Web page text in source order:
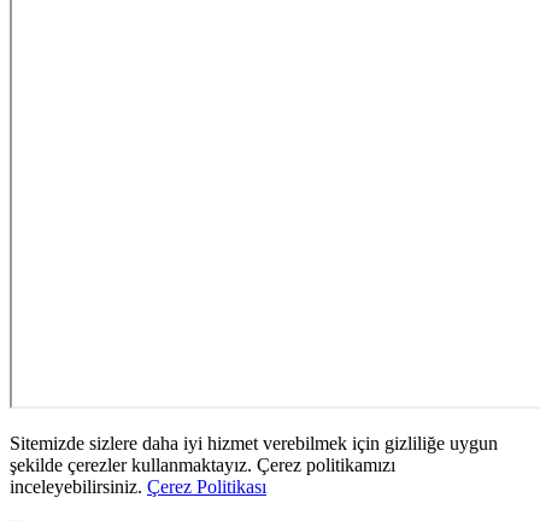
Sitemizde sizlere daha iyi hizmet verebilmek için gizliliğe uygun
şekilde çerezler kullanmaktayız. Çerez politikamızı
inceleyebilirsiniz. Çerez Politikası